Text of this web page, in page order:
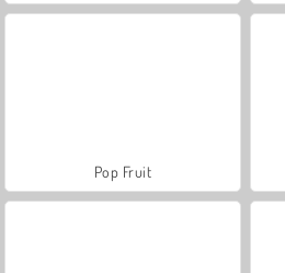
Pop Fruit